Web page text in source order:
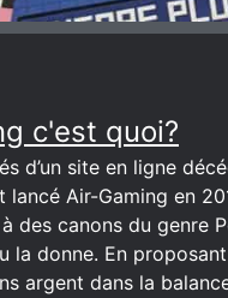
c'est quoi?
d’un site en ligne
lancé Air-Gaming en
des canons du genre
la donne. En
argent dans la